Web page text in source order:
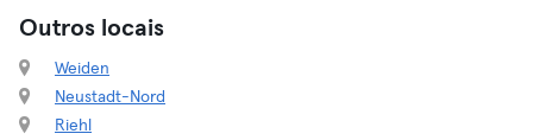
Outros locais
Weiden
Neustadt-Nord
Riehl